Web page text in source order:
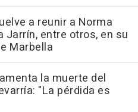
a reunir a Norma
Jarrín, entre otros, en su
Marbella
la muerte del
"La pérdida es